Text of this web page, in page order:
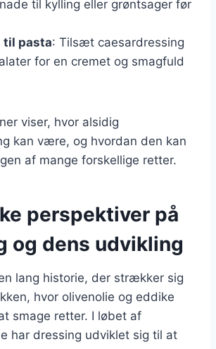
til kylling eller grøntsager før
til pasta: Tilsæt caesardressing
for en cremet og smagfuld
viser, hvor alsidig
kan være, og hvordan den kan
af mange forskellige retter.
perspektiver på
og dens udvikling
lang historie, der strækker sig
hvor olivenolie og eddike
smage retter. I løbet af
har dressing udviklet sig til at